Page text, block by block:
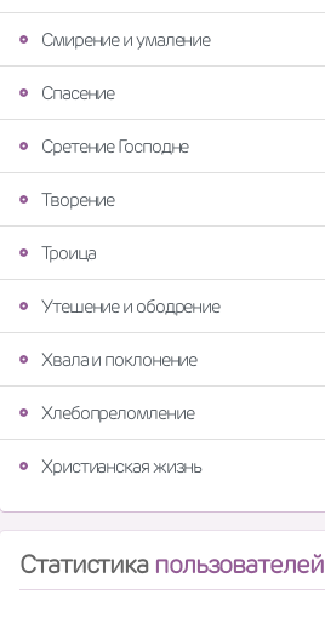
Смирение и умаление
Спасение
Сретение Господне
Творение
Троица
Утешение и ободрение
Хвала и поклонение
Хлебопреломление
Христианская жизнь
Статистика пользователей